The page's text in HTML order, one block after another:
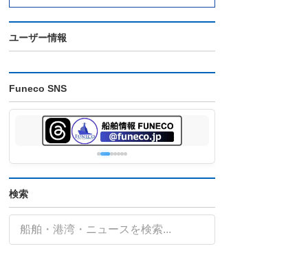
ユーザー情報
Funeco SNS
検索